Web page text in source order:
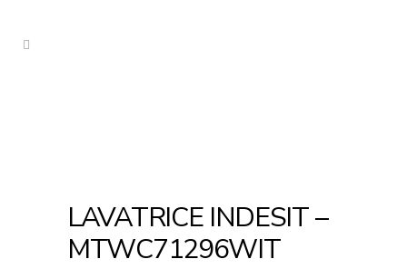
LAVATRICE INDESIT –
MTWC71296WIT